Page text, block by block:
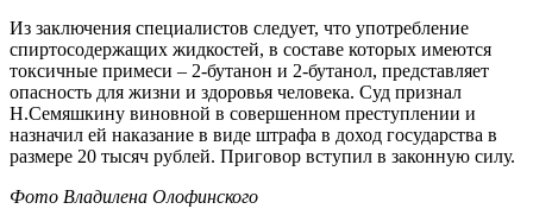
Из заключения специалистов следует, что употребление
спиртосодержащих жидкостей, в составе которых имеются
токсичные примеси – 2-бутанон и 2-бутанол, представляет
опасность для жизни и здоровья человека. Суд признал
Н.Семяшкину виновной в совершенном преступлении и
назначил ей наказание в виде штрафа в доход государства в
размере 20 тысяч рублей. Приговор вступил в законную силу.
Фото Владилена Олофинского